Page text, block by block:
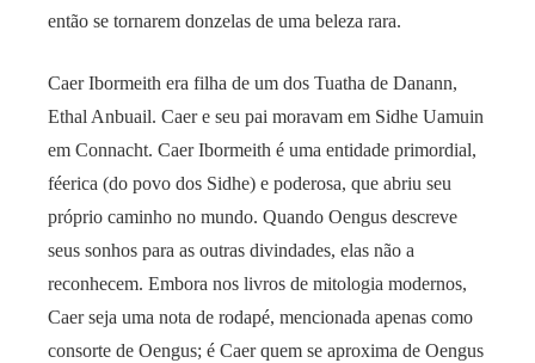
então se tornarem donzelas de uma beleza rara.
Caer Ibormeith era filha de um dos Tuatha de Danann,
Ethal Anbuail. Caer e seu pai moravam em Sidhe Uamuin
em Connacht. Caer Ibormeith é uma entidade primordial,
féerica (do povo dos Sidhe) e poderosa, que abriu seu
próprio caminho no mundo. Quando Oengus descreve
seus sonhos para as outras divindades, elas não a
reconhecem. Embora nos livros de mitologia modernos,
Caer seja uma nota de rodapé, mencionada apenas como
consorte de Oengus; é Caer quem se aproxima de Oengus